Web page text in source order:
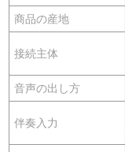
商品の産地
接続主体
音声の出し方
伴奏入力